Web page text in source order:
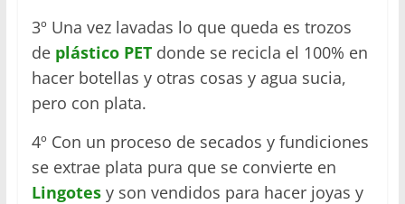
3º Una vez lavadas lo que queda es trozos
de plástico PETdonde se recicla el 100% en
hacer botellas y otras cosas y agua sucia,
pero con plata.
4º Con un proceso de secados y fundiciones
se extrae plata pura que se convierte en
Lingotesy son vendidos para hacer joyas y